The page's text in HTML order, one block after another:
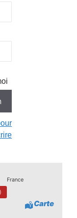
France
Carte